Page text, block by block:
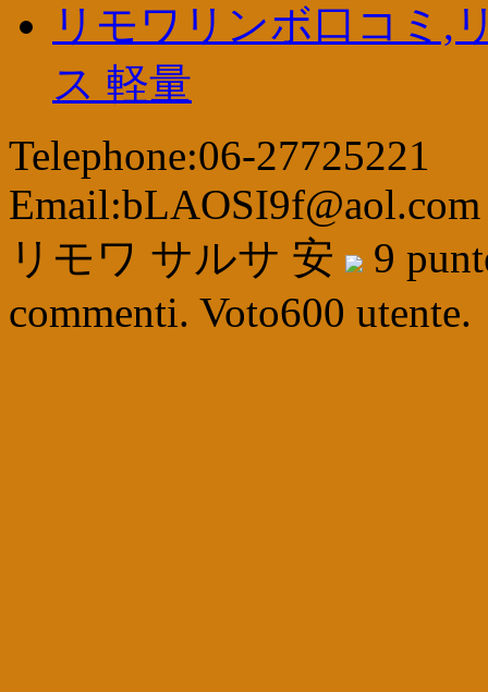
リモワリンボ口コミ,
ス 軽量
Telephone:06-27725221
Email:bLAOSI9f@aol.com
リモワ サルサ 安
9
commenti. Voto600 utente.